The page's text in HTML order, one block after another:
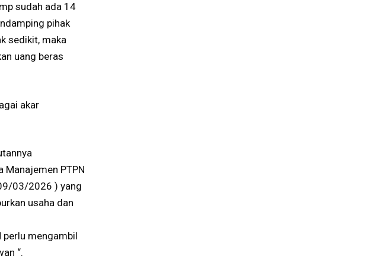
sudah ada 14
pihak
sedikit, maka
uang beras
akar
Manajemen PTPN
03/2026 ) yang
usaha dan
perlu mengambil
“.